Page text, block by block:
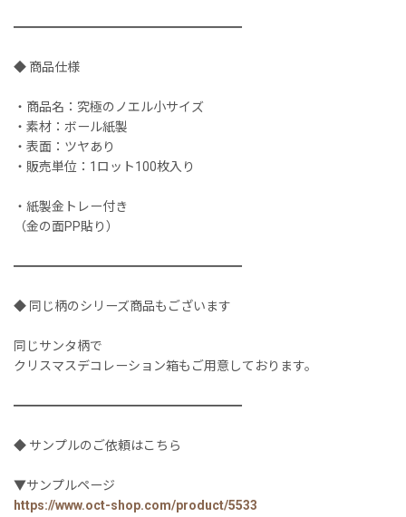
━━━━━━━━━━━━━━━━━━
◆ 商品仕様
・商品名：究極のノエル小サイズ
・素材：ボール紙製
・表面：ツヤあり
・販売単位：1ロット100枚入り
・紙製金トレー付き
（金の面PP貼り）
━━━━━━━━━━━━━━━━━━
◆ 同じ柄のシリーズ商品もございます
同じサンタ柄で
クリスマスデコレーション箱もご用意しております。
━━━━━━━━━━━━━━━━━━
◆ サンプルのご依頼はこちら
▼サンプルページ
https://www.oct-shop.com/product/5533